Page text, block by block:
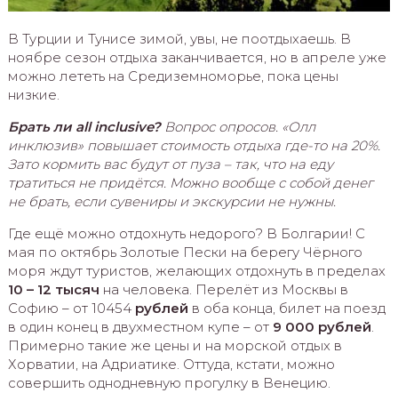
В Турции и Тунисе зимой, увы, не поотдыхаешь. В
ноябре сезон отдыха заканчивается, но в апреле уже
можно лететь на Средиземноморье, пока цены
низкие.
Брать ли all inclusive?Вопрос опросов. «Олл
инклюзив» повышает стоимость отдыха где-то на 20%.
Зато кормить вас будут от пуза – так, что на еду
тратиться не придётся. Можно вообще с собой денег
не брать, если сувениры и экскурсии не нужны.
Где ещё можно отдохнуть недорого? В Болгарии! С
мая по октябрь Золотые Пески на берегу Чёрного
моря ждут туристов, желающих отдохнуть в пределах
10 – 12 тысяч на человека. Перелёт из Москвы в
Софию – от 10454 рублей в оба конца, билет на поезд
в один конец в двухместном купе – от 9 000 рублей.
Примерно такие же цены и на морской отдых в
Хорватии, на Адриатике. Оттуда, кстати, можно
совершить однодневную прогулку в Венецию.